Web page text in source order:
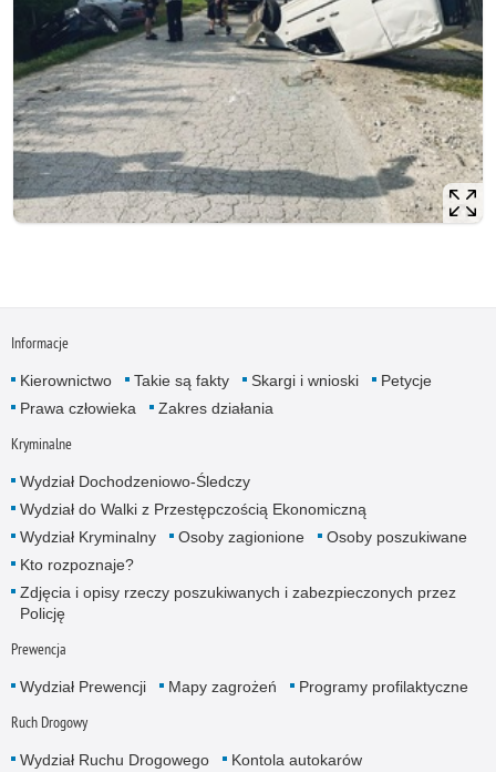
Informacje
Kierownictwo Takie są fakty Skargi i wnioski
Petycje
Prawa człowieka
Zakres działania
Kryminalne
Wydział Dochodzeniowo-Śledczy
Wydział do Walki z Przestępczością Ekonomiczną
Wydział Kryminalny
Osoby zagionione
Osoby poszukiwane
Kto rozpoznaje?
Zdjęcia i opisy rzeczy poszukiwanych i zabezpieczonych przez
Policję
Prewencja
Wydział Prewencji Mapy zagrożeń Programy profilaktyczne
Ruch Drogowy
Wydział Ruchu Drogowego
Kontola autokarów